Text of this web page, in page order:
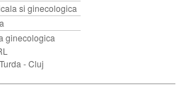
si ginecologica
ginecologica
- Cluj